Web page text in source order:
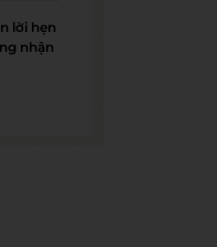
lời hẹn
nhận